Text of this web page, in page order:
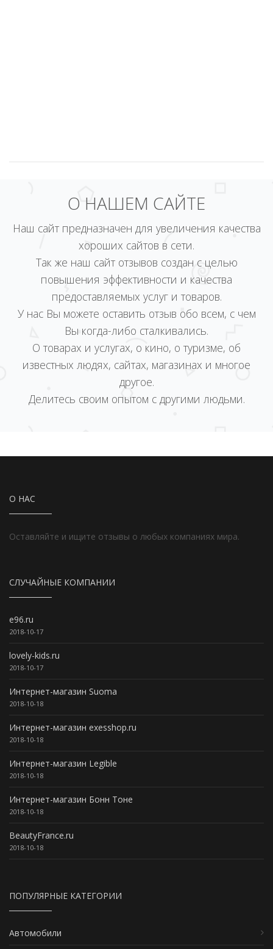
О НАШЕМ САЙТЕ
Наш сайт предназначен для увеличения качества
хороших сайтов в сети.
Так же наш сайт отзывов создан с целью
повышения эффективности и качества
предоставляемых услуг и товаров.
У нас Вы можете оставить отзыв обо всем, с чем
Вы когда-либо сталкивались.
О товарах и услугах, о кино, о туризме, об
известных людях, сайтах, магазинах и многое
другое.
Делитесь своим опытом с другими людьми.
О НАС
Оставляйте и ищите отзывы о любых компаниях мира.
СЛУЧАЙНЫЕ КОМПАНИИ
e96.ru
2018-10-17
lovely-kids.ru
2018-10-17
Интернет-магазин Suoma
2018-10-18
Интернет-магазин exesshop.ru
2018-10-18
Интернет-магазин Legible
2018-10-18
Интернет-магазин Бонн Тоне
2018-10-18
BeautyFrance.ru
2018-10-18
ПОПУЛЯРНЫЕ КАТЕГОРИИ
Автомобили